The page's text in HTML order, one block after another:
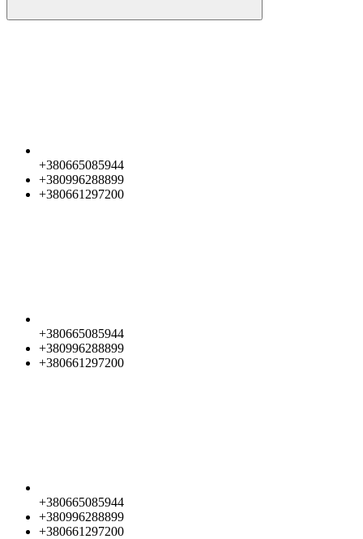
+380665085944
+380996288899
+380661297200
+380665085944
+380996288899
+380661297200
+380665085944
+380996288899
+380661297200